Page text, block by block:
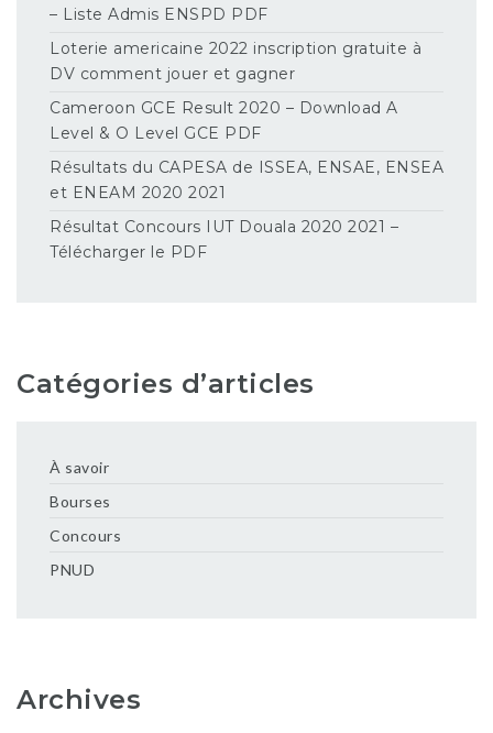
– Liste Admis ENSPD PDF
Loterie americaine 2022 inscription gratuite à
DV comment jouer et gagner
Cameroon GCE Result 2020 – Download A
Level & O Level GCE PDF
Résultats du CAPESA de ISSEA, ENSAE, ENSEA
et ENEAM 2020 2021
Résultat Concours IUT Douala 2020 2021 –
Télécharger le PDF
Catégories d’articles
À savoir
Bourses
Concours
PNUD
Archives